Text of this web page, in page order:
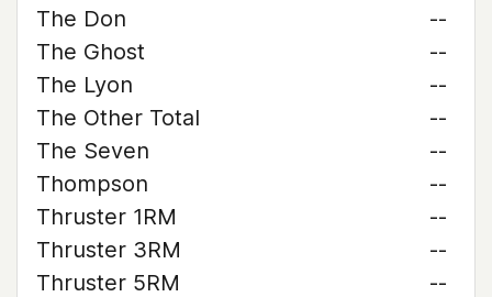
The Don
--
The Ghost
--
The Lyon
--
The Other Total
--
The Seven
--
Thompson
--
Thruster 1RM
--
Thruster 3RM
--
Thruster 5RM
--